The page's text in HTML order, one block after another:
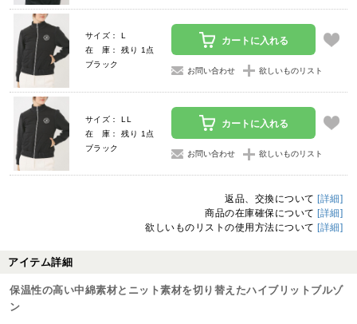
サイズ： L
在 庫： 残り 1点
ブラック
カートに入れる
お問い合わせ 欲しいものリスト
サイズ： LL
在 庫： 残り 1点
ブラック
カートに入れる
お問い合わせ 欲しいものリスト
返品、交換について [詳細]
商品の在庫確保について [詳細]
欲しいものリストの使用方法について [詳細]
アイテム詳細
保温性の高い中綿素材とニット素材を切り替えたハイブリットブルゾ
ン